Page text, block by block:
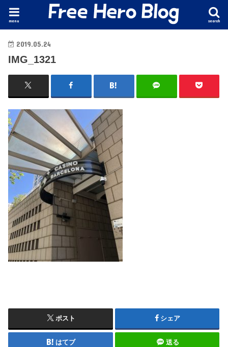
search
menu
2019.05.24
IMG_1321
ポスト シェア
はてブ 送る